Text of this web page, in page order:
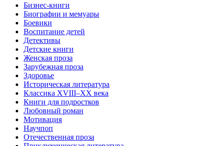
Бизнес-книги
Биографии и мемуары
Боевики
Воспитание детей
Детективы
Детские книги
Женская проза
Зарубежная проза
Здоровье
Историческая литература
Классика XVIII–XX века
Книги для подростков
Любовный роман
Мотивация
Научпоп
Отечественная проза